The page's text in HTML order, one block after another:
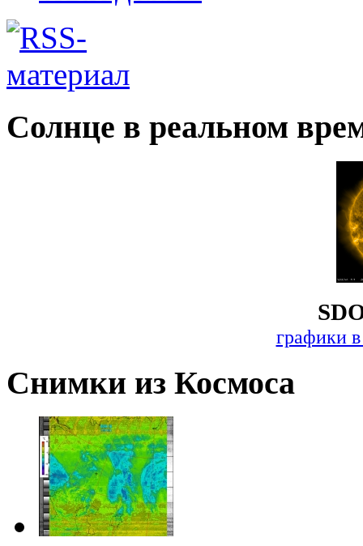
Солнце в реальном
графики
Снимки из Космоса